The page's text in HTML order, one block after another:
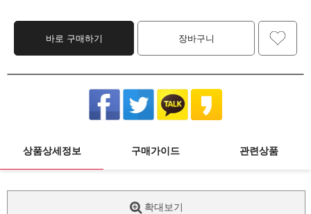
바로 구매하기 장바구니
상품상세정보 구매가이드 관련상품
확대보기